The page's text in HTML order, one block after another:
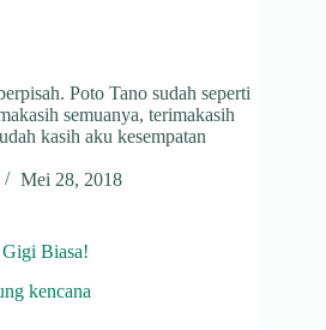
Poto Tano sudah seperti
semuanya, terimakasih
kasih aku kesempatan
Mei 28, 2018
Biasa!